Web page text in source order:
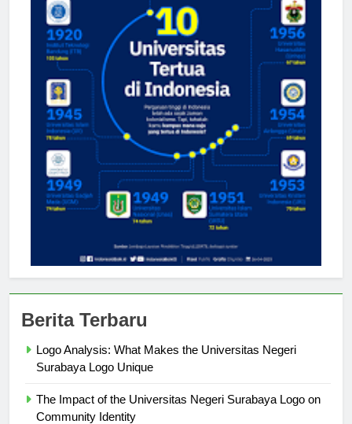
Berita Terbaru
Logo Analysis: What Makes the Universitas Negeri
The Impact of the Universitas Negeri Surabaya Logo on